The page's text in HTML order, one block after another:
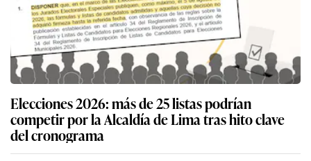
Elecciones 2026: más de 25 listas podrían
competir por la Alcaldía de Lima tras hito clave
del cronograma